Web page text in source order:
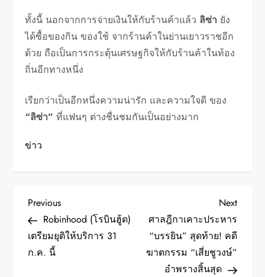
ทั้งนี้ นอกจากการจ่ายเงินให้กับร้านค้าแล้ว ลิซ่า ยัง
ได้ซื้อของกิน ของใช้ จากร้านค้าในย่านเยาวราชอีก
ด้วย ถือเป็นการกระตุ้นเศรษฐกิจให้กับร้านค้าในท้อง
ถิ่นอีกทางหนึ่ง
เรียกว่าเป็นอีกหนึ่งความน่ารัก และความใจดี ของ
“ลิซ่า” ที่แฟนๆ ต่างชื่นชมกันเป็นอย่างมาก
ข่าว
P
o
s
Previous
Post
Previous
Robinhood (โรบินฮู้ด)
เตรียมยุติให้บริการ 31
ก.ค. นี้
Next
Post
Next
ศาลฎีกาเคาะประหาร
“บรรยิน” สุดท้าย! คดี
ฆาตกรรม “เสี่ยชูวงษ์”
อำพรางสิ้นสุด